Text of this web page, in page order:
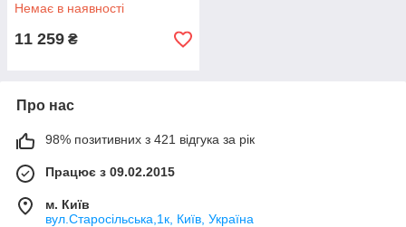
Немає в наявності
11 259 ₴
Про нас
98% позитивних з 421 відгука за рік
Працює з 09.02.2015
м. Київ
вул.Старосільська,1к, Київ, Україна